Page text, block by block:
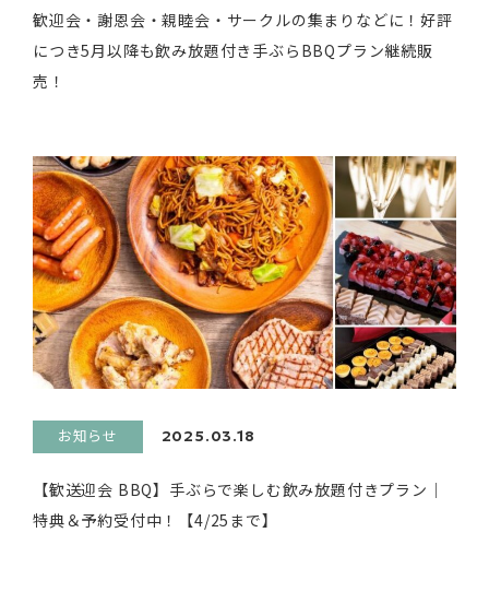
歓迎会・謝恩会・親睦会・サークルの集まりなどに！好評
につき5月以降も飲み放題付き手ぶらBBQプラン継続販
売！
お知らせ 2025.03.18
【歓送迎会 BBQ】手ぶらで楽しむ飲み放題付きプラン｜
特典＆予約受付中！【4/25まで】